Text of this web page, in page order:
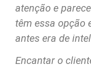
atenção e
têm essa opção
antes era de
Encantar o